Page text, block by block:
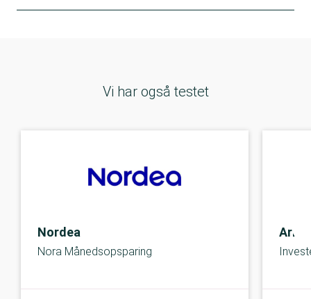
Vi har også testet
Nordea
Nora Månedsopsparing